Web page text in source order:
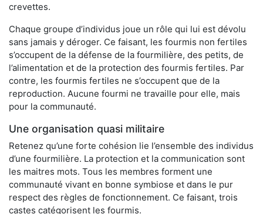
crevettes.
Chaque groupe d’individus joue un rôle qui lui est dévolu
sans jamais y déroger. Ce faisant, les fourmis non fertiles
s’occupent de la défense de la fourmilière, des petits, de
l’alimentation et de la protection des fourmis fertiles. Par
contre, les fourmis fertiles ne s’occupent que de la
reproduction. Aucune fourmi ne travaille pour elle, mais
pour la communauté.
Une organisation quasi militaire
Retenez qu’une forte cohésion lie l’ensemble des individus
d’une fourmilière. La protection et la communication sont
les maitres mots. Tous les membres forment une
communauté vivant en bonne symbiose et dans le pur
respect des règles de fonctionnement. Ce faisant, trois
castes catégorisent les fourmis.